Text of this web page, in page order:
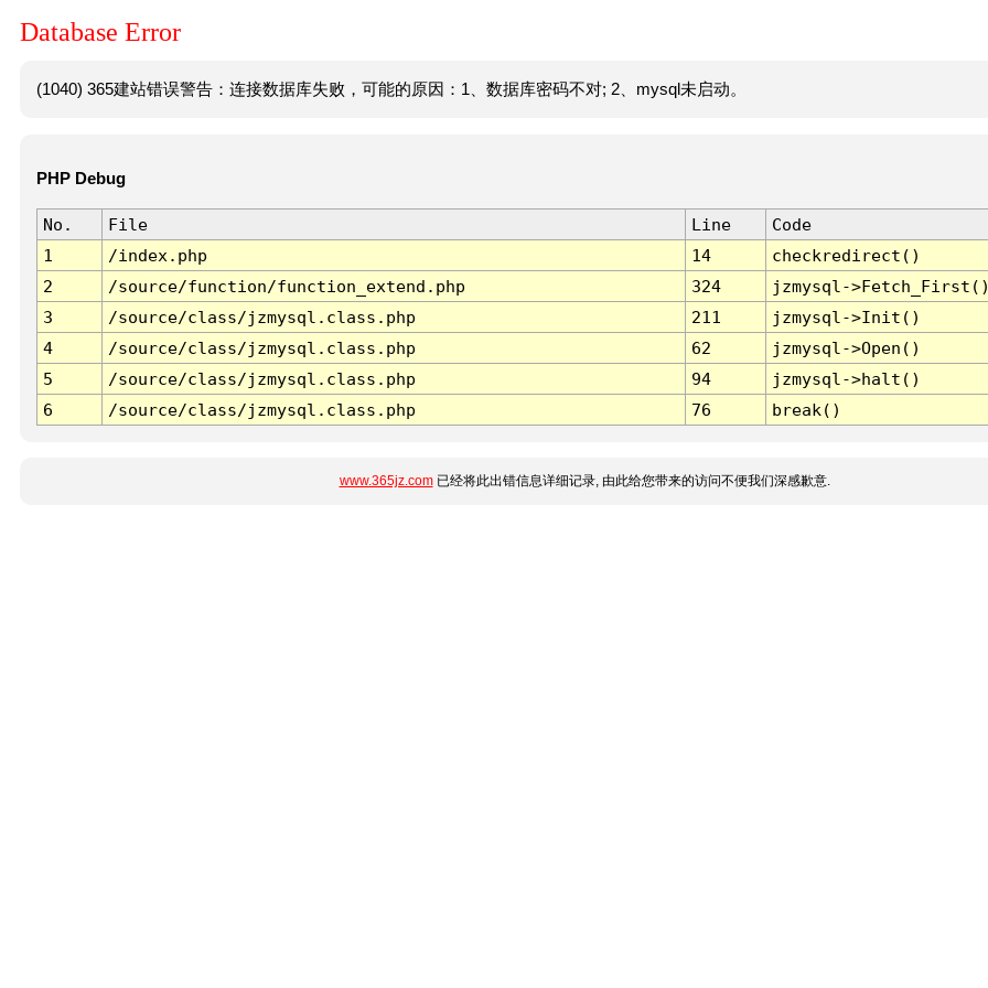
Database Error
(1040) 365建站错误警告：连接数据库失败，可能的原因：1、数据库密码不对; 2、mysql未启动。
PHP Debug
No. File Line
Code
1
/index.php 14
checkredirect()
2
/source/function/function_extend.php 324
jzmysql-
3
/source/class/jzmysql.class.php 211
jzmysql->Init()
4
/source/class/jzmysql.class.php 62
jzmysql->Open()
5
/source/class/jzmysql.class.php 94
jzmysql->halt()
6
/source/class/jzmysql.class.php 76 break()
www.365jz.com已经将此出错信息详细记录, 由此给您带来的访问不便我们深感歉意.